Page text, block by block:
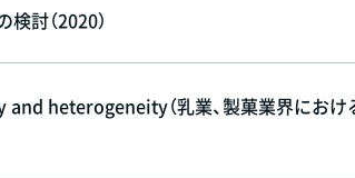
討（2020）
heterogeneity（乳業、製菓業界におけ